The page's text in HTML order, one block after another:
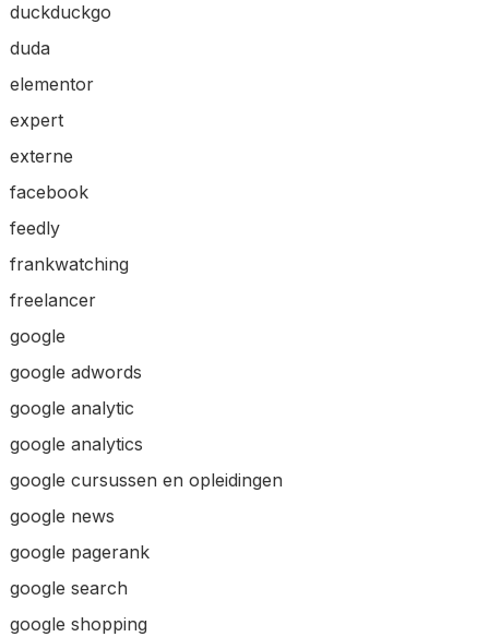
duckduckgo
duda
elementor
expert
externe
facebook
feedly
frankwatching
freelancer
google
google adwords
google analytic
google analytics
google cursussen en opleidingen
google news
google pagerank
google search
google shopping